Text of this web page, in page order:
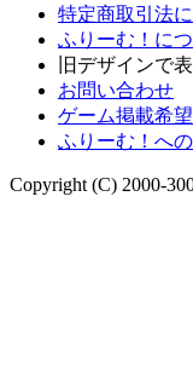
特定商取引法
ふりーむ！に
旧デザインで
お問い合わせ
ゲーム掲載希
ふりーむ！へ
Copyright (C) 2000-